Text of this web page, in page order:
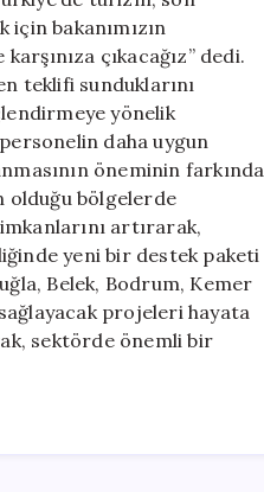
bakanımızın
çıkacağız” dedi.
teklifi sunduklarını
yönelik
daha uygun
öneminin farkında
olduğu bölgelerde
artırarak,
yeni bir destek paketi
Belek, Bodrum, Kemer
projeleri hayata
sektörde önemli bir